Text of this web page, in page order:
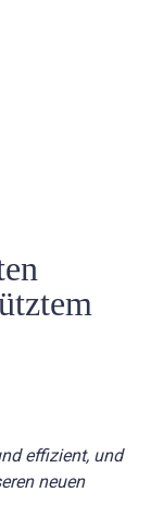
effizient, und
neuen